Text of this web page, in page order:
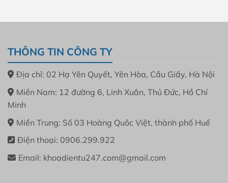
THÔNG TIN CÔNG TY
Địa chỉ: 02 Hạ Yên Quyết, Yên Hòa, Cầu Giấy, Hà Nội
Miền Nam: 12 đường 6, Linh Xuân, Thủ Đức, Hồ Chí
Minh
Miền Trung: Số 03 Hoàng Quôc Việt, thành phố Huế
Điện thoại: 0906.299.922
Email: khoadientu247.com@gmail.com